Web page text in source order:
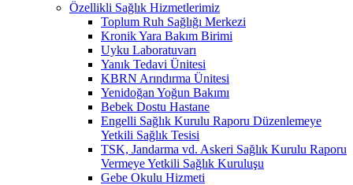
Özellikli Sağlık Hizmetlerimiz
Toplum Ruh Sağlığı Merkezi
Kronik Yara Bakım Birimi
Uyku Laboratuvarı
Yanık Tedavi Ünitesi
KBRN Arındırma Ünitesi
Yenidoğan Yoğun Bakımı
Bebek Dostu Hastane
Engelli Sağlık Kurulu Raporu Düzenlemeye
Yetkili Sağlık Tesisi
TSK, Jandarma vd. Askeri Sağlık Kurulu Raporu
Vermeye Yetkili Sağlık Kuruluşu
Gebe Okulu Hizmeti